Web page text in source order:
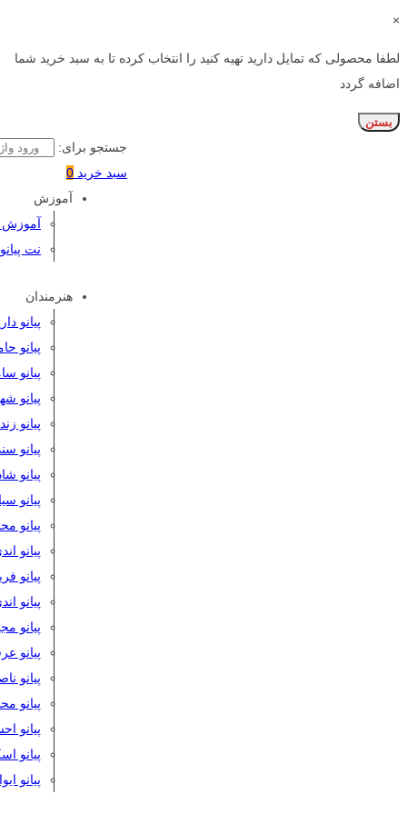
×
لطفا محصولی که تمایل دارید تهیه کنید را انتخاب کرده تا به سبد خرید شما
اضافه گردد
بستن
جستجو برای:
سبد خرید 0
آموزش
آموزش
نت پیانو
هنرمندان
پیانو
پیانو
پیانو
پیانو
پیانو
پیانو
پیانو
پیانو
پیانو
پیانو
پیانو
پیانو
پیانو
پیانو
پیانو
پیانو
پیانو
پیانو
پیانو